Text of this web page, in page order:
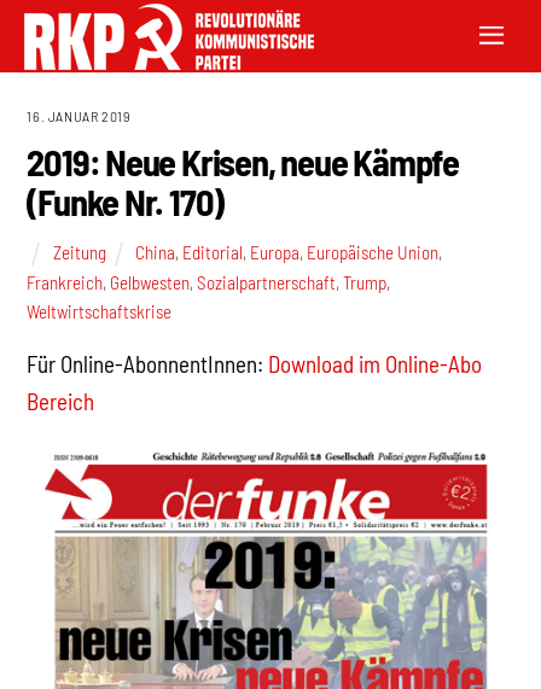
16. JANUAR 2019
2019: Neue Krisen, neue Kämpfe
(Funke Nr. 170)
Zeitung China, Editorial, Europa, Europäische Union,
Frankreich, Gelbwesten,Sozialpartnerschaft,Trump,
Weltwirtschaftskrise
Für Online-AbonnentInnen: Download im Online-Abo
Bereich